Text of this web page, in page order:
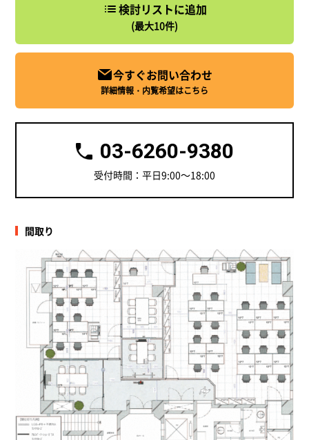
検討リストに追加
(最大10件)
今すぐお問い合わせ
詳細情報・内覧希望はこちら
03-6260-9380
受付時間：平日9:00～18:00
間取り